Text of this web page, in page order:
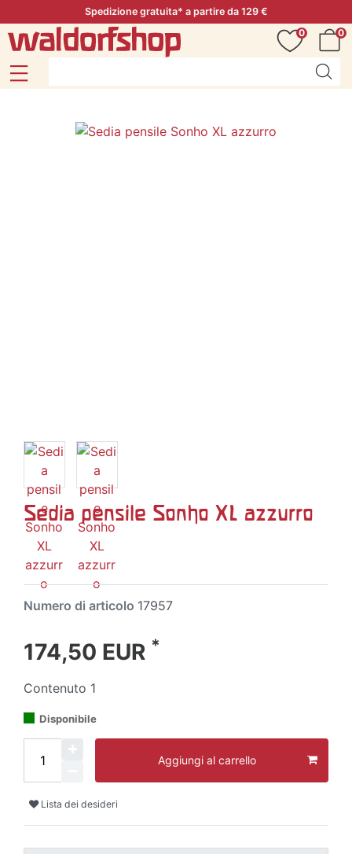
Spedizione gratuita* a partire da 129 €
0
0
Sedia pensile Sonho XL azzurro
Numero di articolo 17957
174,50 EUR *
Contenuto 1
Disponibile
Aggiungi al carrello
Lista dei desideri